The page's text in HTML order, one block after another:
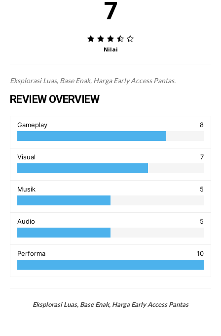
7
Nilai
Eksplorasi Luas, Base Enak, Harga Early Access Pantas.
REVIEW OVERVIEW
Gameplay 8
Visual 7
Musik 5
Audio 5
Performa 10
Eksplorasi Luas, Base Enak, Harga Early Access Pantas